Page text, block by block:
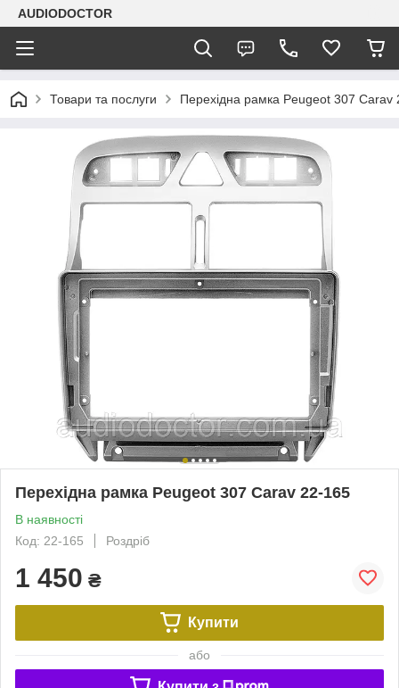
AUDIODOCTOR
Товари та послуги Перехідна рамка Peugeot 307 Carav
Перехідна рамка Peugeot 307 Carav 22-165
В наявності
Код: 22-165
Роздріб
1 450 ₴
Купити
або